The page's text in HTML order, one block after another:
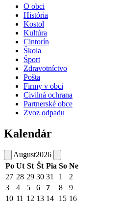
O obci
História
Kostol
Kultúra
Cintorín
Škola
Šport
Zdravotníctvo
Pošta
Firmy v obci
Civilná ochrana
Partnerské obce
Zvoz odpadu
Kalendár
August2026
Po Ut St Št Pia So Ne
27 28 29 30 31 1
2
3
4 5 6 7 8
9
10 11 12 13 14 15 16